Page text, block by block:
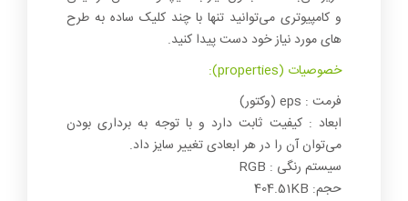
و کامپیوتری می‌توانید تنها با چند کلیک ساده به طرح
های مورد نیاز خود دست پیدا کنید.
خصوصیات (properties):
فرمت : eps (وکتور)
ابعاد : کیفیت ثابت دارد و با توجه به برداری بودن
می‌توان آن را در هر ابعادی تغییر سایز داد.
سیستم رنگی : RGB
حجم: 404.51KB